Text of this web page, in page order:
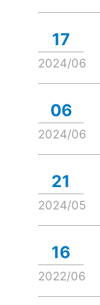
17
2024/06
06
2024/06
21
2024/05
16
2022/06